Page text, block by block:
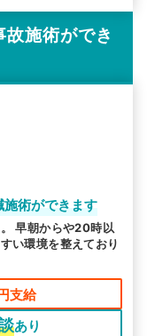
施術ができ
術ができます
早朝からや20時以
い環境を整えており
支給
あり